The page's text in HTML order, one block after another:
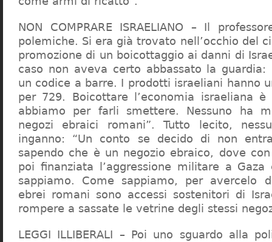
NON COMPRARE ISRAELIANO – Il
polemiche. Si era già trovato nell’occhio del
promozione di un boicottaggio ai danni di
caso non aveva certo abbassato la guardia:
un codice a barre. I prodotti israeliani hanno
per 729. Boicottare l’economia israeliana è
abbiamo per farli smettere. Nessuno ha
negozi ebraici romani”. Tutto lecito,
inganno: “Un conto se decido di non
sapendo che è un negozio ebraico, dove
poi finanziata l’aggressione militare a
sappiamo. Come sappiamo, per avercelo
ebrei romani sono accessi sostenitori di
rompere a sassate le vetrine degli stessi
LEGGI ILLIBERALI – Poi uno sguardo alla